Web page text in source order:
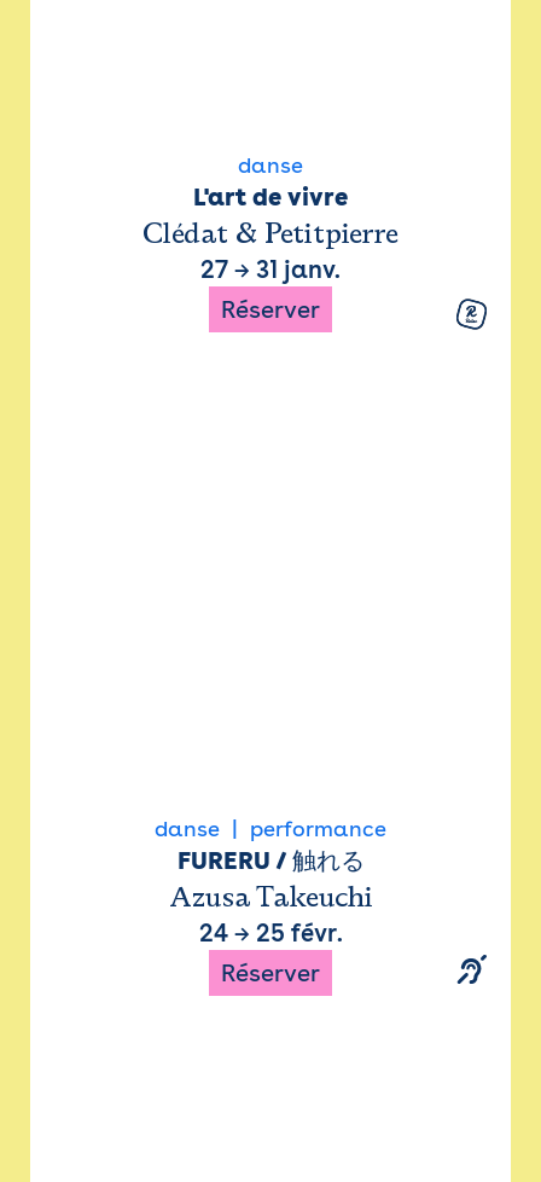
danse
L'art de vivre
Clédat & Petitpierre
27 → 31 janv.
Réserver
danse performance
FURERU / 触れる
Azusa Takeuchi
24→ 25 févr.
Réserver